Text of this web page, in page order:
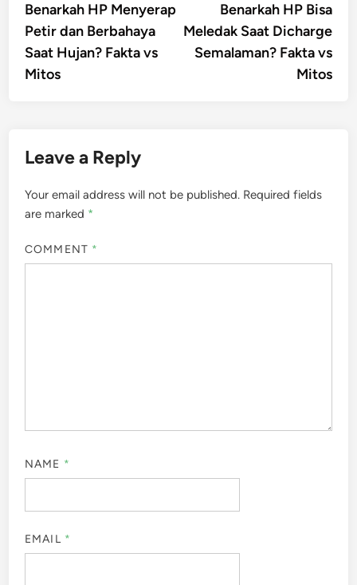
navigationarticle:
Benarkah HP Menyerap
Petir dan Berbahaya
Saat Hujan? Fakta vs
Mitos
Benarkah HP Bisa
Meledak Saat Dicharge
Semalaman? Fakta vs
Mitos
Leave a Reply
Your email address will not be published. Required fields
are marked *
COMMENT *
NAME *
EMAIL *